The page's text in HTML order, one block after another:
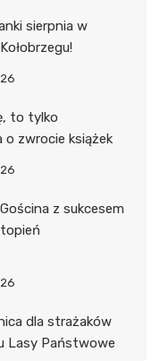
sierpnia w
to tylko
o zwrocie książek
z sukcesem
dla strażaków
Lasy Państwowe